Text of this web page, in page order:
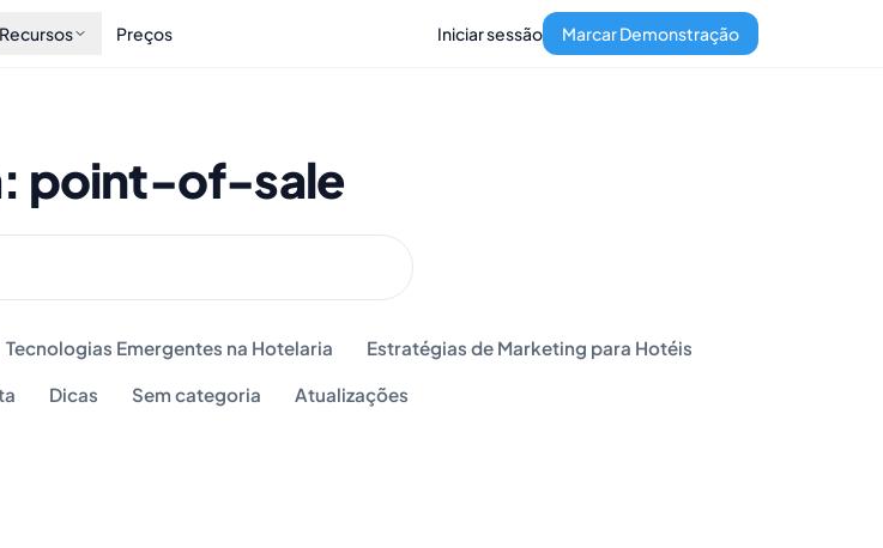
Recursos Preços Iniciar sessão Marcar Demonstração
point-of-sale
Tecnologias Emergentes na Hotelaria Estratégias de Marketing para Hotéis
Dicas Sem categoria Atualizações